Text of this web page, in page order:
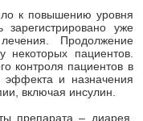
к повышению уровня
уже
Продолжение
некоторых пациентов.
контроля пациентов в
эффекта и назначения
включая инсулин.
препарата – диарея,